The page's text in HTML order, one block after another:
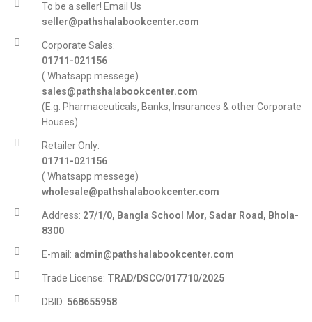
To be a seller! Email Us
seller@pathshalabookcenter.com
Corporate Sales:
01711-021156
( Whatsapp messege)
sales@pathshalabookcenter.com
(E.g. Pharmaceuticals, Banks, Insurances & other Corporate
Houses)
Retailer Only:
01711-021156
( Whatsapp messege)
wholesale@pathshalabookcenter.com
Address: 27/1/0, Bangla School Mor, Sadar Road, Bhola-
8300
E-mail: admin@pathshalabookcenter.com
Trade License: TRAD/DSCC/017710/2025
DBID: 568655958